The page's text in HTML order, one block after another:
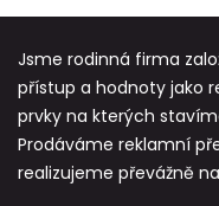
Jsme rodinná firma
přístup a hodnoty jako
prvky na kterých
Prodáváme reklamní
realizujeme převážně